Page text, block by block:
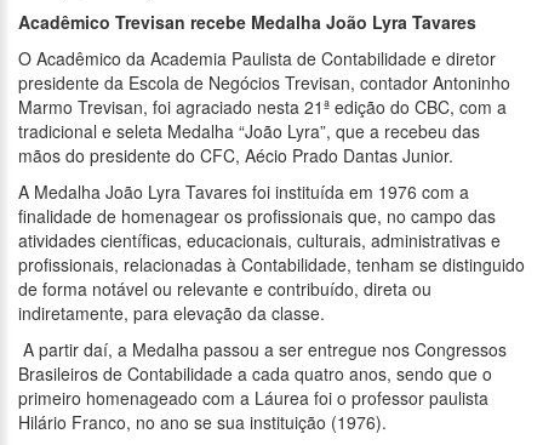
Acadêmico Trevisan recebe Medalha João Lyra Tavares
O Acadêmico da Academia Paulista de Contabilidade e diretor
presidente da Escola de Negócios Trevisan, contador Antoninho
Marmo Trevisan, foi agraciado nesta 21ª edição do CBC, com a
tradicional e seleta Medalha “João Lyra”, que a recebeu das
mãos do presidente do CFC, Aécio Prado Dantas Junior.
A Medalha João Lyra Tavares foi instituída em 1976 com a
finalidade de homenagear os profissionais que, no campo das
atividades científicas, educacionais, culturais, administrativas e
profissionais, relacionadas à Contabilidade, tenham se distinguido
de forma notável ou relevante e contribuído, direta ou
indiretamente, para elevação da classe.
A partir daí, a Medalha passou a ser entregue nos Congressos
Brasileiros de Contabilidade a cada quatro anos, sendo que o
primeiro homenageado com a Láurea foi o professor paulista
Hilário Franco, no ano se sua instituição (1976).